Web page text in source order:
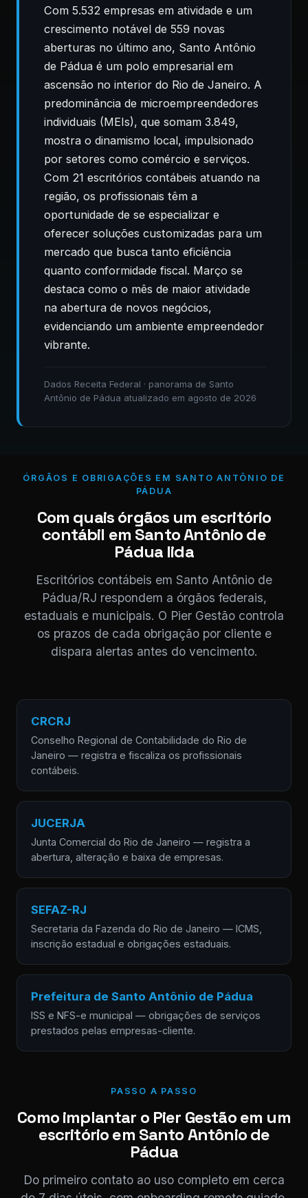
Com 5.532 empresas em atividade e um
crescimento notável de 559 novas
aberturas no último ano, Santo Antônio
de Pádua é um polo empresarial em
ascensão no interior do Rio de Janeiro. A
predominância de microempreendedores
individuais (MEIs), que somam 3.849,
mostra o dinamismo local, impulsionado
por setores como comércio e serviços.
Com 21 escritórios contábeis atuando na
região, os profissionais têm a
oportunidade de se especializar e
oferecer soluções customizadas para um
mercado que busca tanto eficiência
quanto conformidade fiscal. Março se
destaca como o mês de maior atividade
na abertura de novos negócios,
evidenciando um ambiente empreendedor
vibrante.
Dados Receita Federal · panorama de Santo
Antônio de Pádua atualizado em agosto de 2026
ÓRGÃOS E OBRIGAÇÕES EM SANTO ANTÔNIO DE
PÁDUA
Com quais órgãos um escritório
contábil em Santo Antônio de
Pádua lida
Escritórios contábeis em Santo Antônio de
Pádua/RJ respondem a órgãos federais,
estaduais e municipais. O Pier Gestão controla
os prazos de cada obrigação por cliente e
dispara alertas antes do vencimento.
CRCRJ
Conselho Regional de Contabilidade do Rio de
Janeiro — registra e fiscaliza os profissionais
contábeis.
JUCERJA
Junta Comercial do Rio de Janeiro — registra a
abertura, alteração e baixa de empresas.
SEFAZ-RJ
Secretaria da Fazenda do Rio de Janeiro — ICMS,
inscrição estadual e obrigações estaduais.
Prefeitura de Santo Antônio de Pádua
ISS e NFS-e municipal — obrigações de serviços
prestados pelas empresas-cliente.
PASSO A PASSO
Como implantar o Pier Gestão em um
escritório em Santo Antônio de
Pádua
Do primeiro contato ao uso completo em cerca